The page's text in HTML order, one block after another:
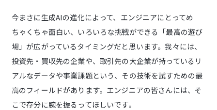
今まさに生成AIの進化によって、エンジニアにとってめ
ちゃくちゃ面白い、いろいろな挑戦ができる「最高の遊び
場」が広がっているタイミングだと思います。我々には、
投資先・買収先の企業や、取引先の大企業が持っているリ
アルなデータや事業課題という、その技術を試すための最
高のフィールドがあります。エンジニアの皆さんには、そ
こで存分に腕を振るってほしいです。